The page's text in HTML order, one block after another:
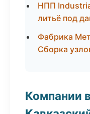
НПП
литьё под
Фабрика
Сборка
Компании